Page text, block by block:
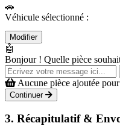
🚗
Véhicule sélectionné :
Modifier
🤖
Bonjour ! Quelle pièce
Aucune pièce ajoutée
Continuer
3. Récapitulatif &